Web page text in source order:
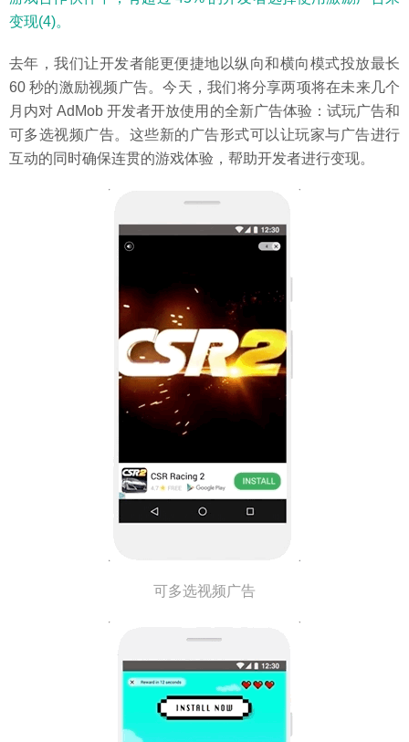
变现(4)。
去年，我们让开发者能更便捷地以纵向和横向模式投放最长
60 秒的激励视频广告。今天，我们将分享两项将在未来几个
月内对 AdMob 开发者开放使用的全新广告体验：试玩广告和
可多选视频广告。这些新的广告形式可以让玩家与广告进行
互动的同时确保连贯的游戏体验，帮助开发者进行变现。
可多选视频广告